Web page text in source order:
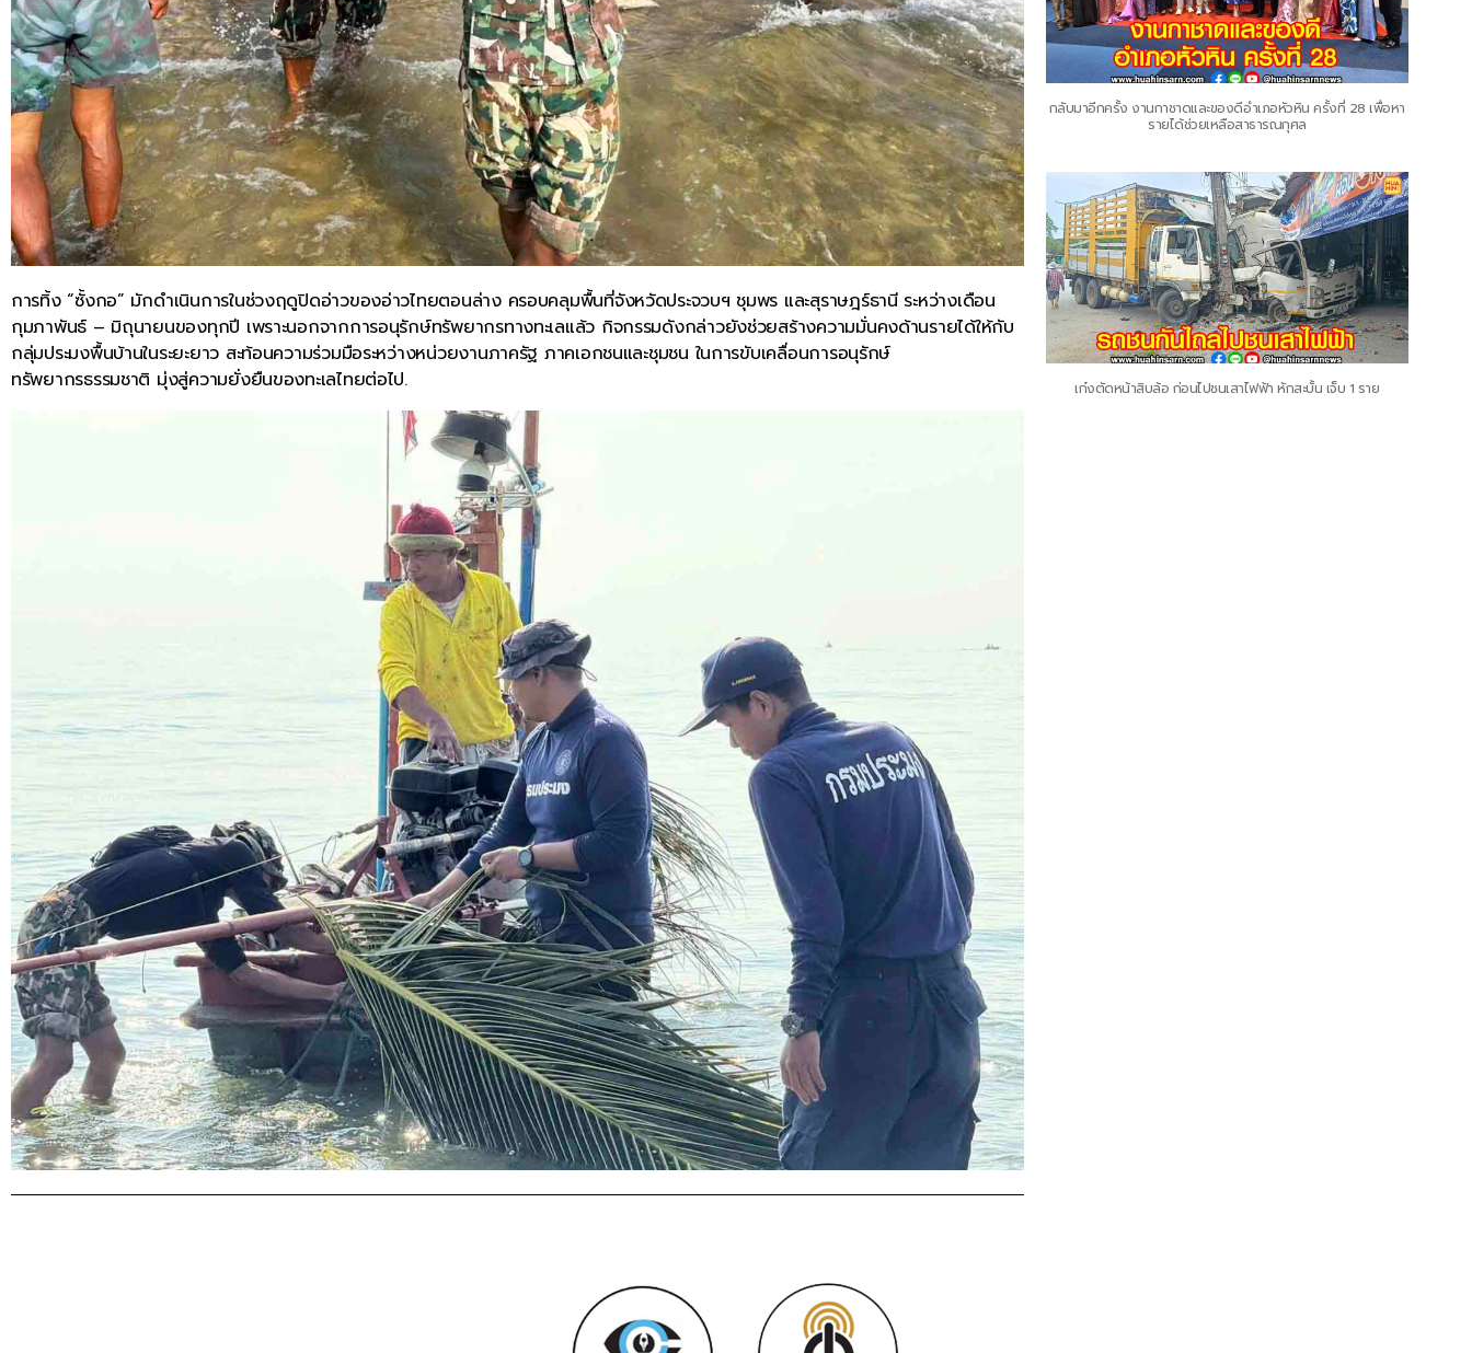
การทิ้ง “ซั้งกอ” มักดำเนินการในช่วงฤดูปิดอ่าวของอ่าวไทยตอนล่าง ครอบคลุมพื้นที่จังหวัดประจวบฯ ชุมพร และสุราษฎร์ธานี ระหว่างเดือน
กุมภาพันธ์ – มิถุนายนของทุกปี เพราะนอกจากการอนุรักษ์ทรัพยากรทางทะเลแล้ว กิจกรรมดังกล่าวยังช่วยสร้างความมั่นคงด้านรายได้ให้กับ
กลุ่มประมงพื้นบ้านในระยะยาว สะท้อนความร่วมมือระหว่างหน่วยงานภาครัฐ ภาคเอกชนและชุมชน ในการขับเคลื่อนการอนุรักษ์
ทรัพยากรธรรมชาติ มุ่งสู่ความยั่งยืนของทะเลไทยต่อไป.
กลับมาอีกครั้ง งานกาชาดและของดีอำเภอหัวหิน ครั้งที่ 28 เพื่อหา
รายได้ช่วยเหลือสาธารณกุศล
เก๋งตัดหน้าสิบล้อ ก่อนไปชนเสาไฟฟ้า หักสะบั้น เจ็บ 1 ราย